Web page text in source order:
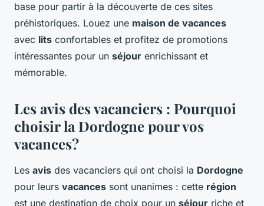
base pour partir à la découverte de ces sites
préhistoriques. Louez une maison de vacances
avec lits confortables et profitez de promotions
intéressantes pour un séjour enrichissant et
mémorable.
Les avis des vacanciers : Pourquoi
choisir la Dordogne pour vos
vacances?
Les avis des vacanciers qui ont choisi la Dordogne
pour leurs vacances sont unanimes : cette région
est une destination de choix pour un séjour riche et